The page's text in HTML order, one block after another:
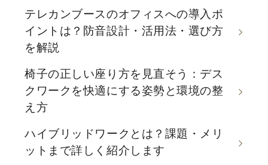
テレカンブースのオフィスへの導入ポ
イントは？防音設計・活用法・選び方
を解説
椅子の正しい座り方を見直そう：デス
クワークを快適にする姿勢と環境の整
え方
ハイブリッドワークとは？課題・メリ
ットまで詳しく紹介します